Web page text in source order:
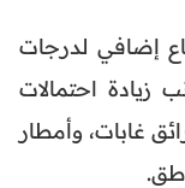
إضافي لدرجات
زيادة احتمالات
غابات، وأمطار